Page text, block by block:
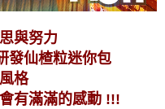
與努力
發仙楂粒迷你包
格
有滿滿的感動 !!!